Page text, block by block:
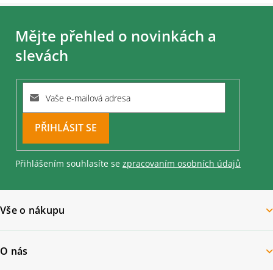
Z
Mějte přehled o novinkách a
slevách
PŘIHLÁSIT
SE
Přihlášením souhlasíte se zpracovaním osobních údajů
Vše o nákupu
O nás